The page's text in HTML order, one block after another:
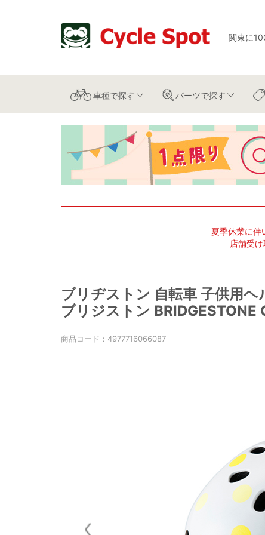
関東に
車種で探す パーツで探す
夏季休業に伴
店舗受
ブリヂストン 自転車 子供用
ブリジストン BRIDGESTONE
商品コード： 4977716066087